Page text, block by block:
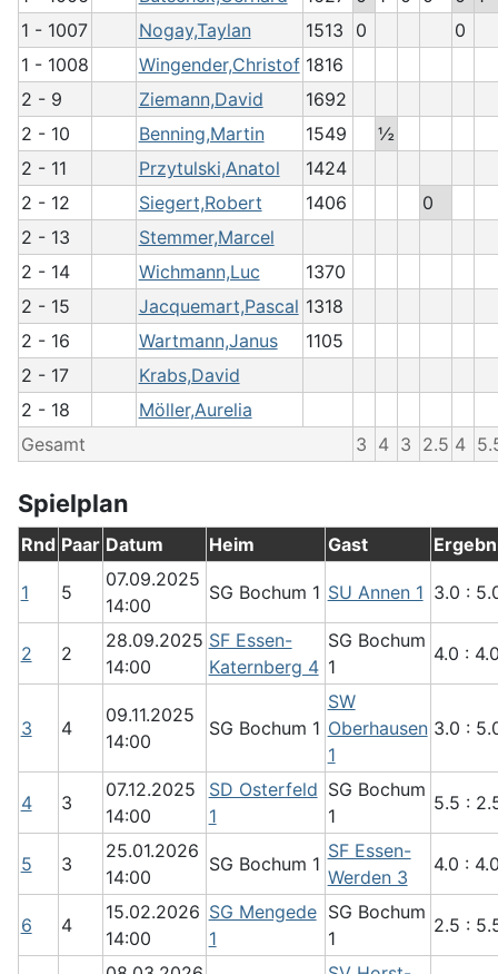
1 - 1007
Nogay,Taylan 1513 0
0
1 - 1008
Wingender,Christof 1816
2 - 9
Ziemann,David
1692
2 - 10
Benning,Martin 1549
½
2 - 11
Przytulski,Anatol
1424
2 - 12
Siegert,Robert 1406
0
2 - 13
Stemmer,Marcel
2 - 14
Wichmann,Luc
1370
2 - 15
Jacquemart,Pascal 1318
2 - 16
Wartmann,Janus
1105
2 - 17
Krabs,David
2 - 18
Möller,Aurelia
Gesamt
3 4 3 2.5 4
Spielplan
Rnd Paar Datum Heim Gast
1 5
07.09.2025
14:00
SG Bochum 1 SU Annen 1 3.0 :
2 2
28.09.2025
14:00
SF Essen-
Katernberg 4
SG Bochum
1
4.0 :
3 4
09.11.2025
14:00
SG Bochum 1
SW
Oberhausen
1
3.0 :
4 3
07.12.2025
14:00
SD Osterfeld
1
SG Bochum
1
5.5 :
5 3
25.01.2026
14:00
SG Bochum 1
SF Essen-
Werden 3
4.0 :
6 4
15.02.2026
14:00
SG Mengede
1
SG Bochum
1
2.5 :